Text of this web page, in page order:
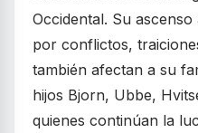
Occidental. Su
por conflictos,
también afectan a su
hijos Bjorn, Ubbe,
quienes continúan la